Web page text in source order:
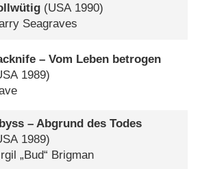
(USA 1990)
Seagraves
– Vom Leben betrogen
1989)
– Abgrund des Todes
1989)
„Bud“ Brigman